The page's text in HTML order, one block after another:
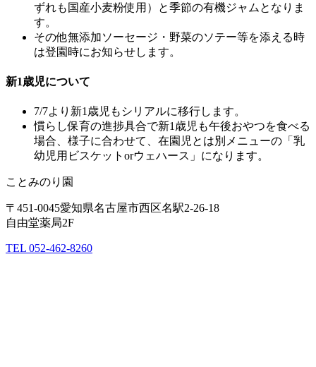
ずれも国産小麦粉使用）と季節の有機ジャムとなりま
す。
その他無添加ソーセージ・野菜のソテー等を添える時
は登園時にお知らせします。
新1歳児について
7/7より新1歳児もシリアルに移行します。
慣らし保育の進捗具合で新1歳児も午後おやつを食べる
場合、様子に合わせて、在園児とは別メニューの「乳
幼児用ビスケットorウェハース」になります。
ことみのり園
〒451-0045愛知県名古屋市西区名駅2-26-18
自由堂薬局2F
TEL 052-462-8260